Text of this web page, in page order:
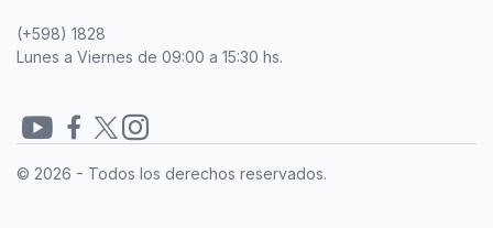
(+598) 1828
Lunes a Viernes de 09:00 a 15:30 hs.
© 2026 - Todos los derechos reservados.
Redes